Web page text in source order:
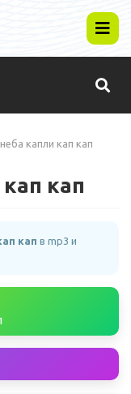
капли кап кап
кап
кап в mp3 и